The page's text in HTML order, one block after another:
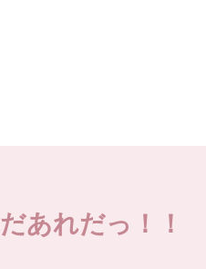
だあれだっ！！